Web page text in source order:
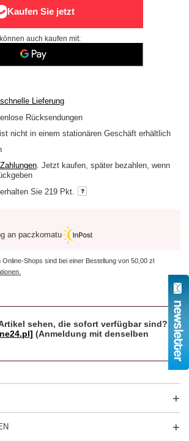
auch kaufen mit:
Lieferung
Rücksendungen
nicht in einem stationären Geschäft erhältlich
. Jetzt kaufen, später bezahlen, wenn
Sie 219 Pkt.
an paczkomatu
Shops sind bei einer Bestellung von 50,00 zł
sehen, die sofort verfügbar sind?
(Anmeldung mit denselben